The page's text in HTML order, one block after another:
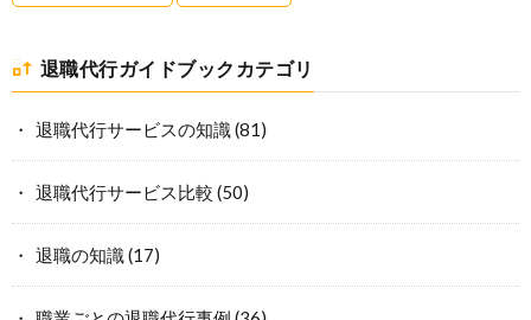
退職代行ガイドブックカテゴリ
退職代行サービスの知識(81)
退職代行サービス比較 (50)
退職の知識(17)